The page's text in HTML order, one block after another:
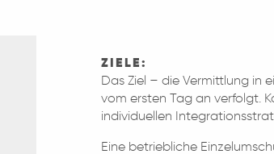
ZIELE:
Das Ziel – die Vermittlung in
vom ersten Tag an verfolgt.
individuellen
Eine betriebliche